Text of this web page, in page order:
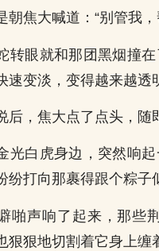
朝焦大喊道：“别管我，
转眼就和那团黑烟撞
速变淡，变得越来越透
后，焦大点了点头，随
光白虎身边，突然响
纷打向那裹得跟个粽子
啪声响了起来，那些
狠狠地切割着它身上缠